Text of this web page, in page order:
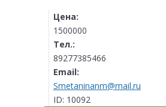
Цена:
1500000
Тел.:
89277385466
Email:
Smetaninanm@mail.ru
ID: 10092